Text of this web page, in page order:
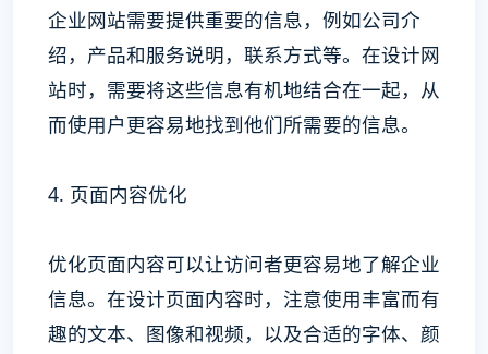
企业网站需要提供重要的信息，例如公司介
绍，产品和服务说明，联系方式等。在设计网
站时，需要将这些信息有机地结合在一起，从
而使用户更容易地找到他们所需要的信息。
4. 页面内容优化
优化页面内容可以让访问者更容易地了解企业
信息。在设计页面内容时，注意使用丰富而有
趣的文本、图像和视频，以及合适的字体、颜